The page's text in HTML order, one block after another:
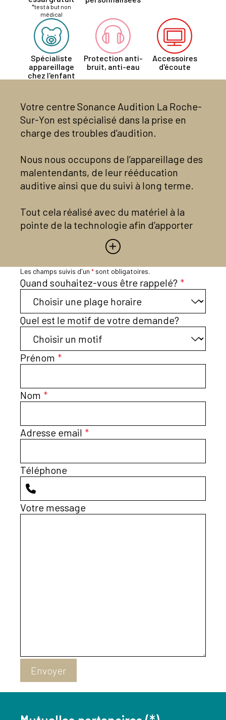
*test à but non
médical
Spécialiste
appareillage
chez l'enfant
Protection anti-
bruit, anti-eau
Accessoires
d'écoute
Votre centre Sonance Audition La Roche-
Sur-Yon est spécialisé dans la prise en
charge des troubles d’audition.
Nous nous occupons de l’appareillage des
malentendants, de leur rééducation
auditive ainsi que du suivi à long terme.
Tout cela réalisé avec du matériel à la
pointe de la technologie afin d’apporter
une expérience patient et une qualité
optimale. Sonance Audition a à cœur
d’apporter à l’ensemble de ses patients
une satisfaction, un accueil, une prise en
charge et un résultat irréprochable.
Nous vous recevons dans des locaux
neufs et modernes.
Les champs suivis d'un * sont obligatoires.
Quand souhaitez-vous être rappelé? *
Quel est le motif de votre demande?
Prénom *
Nom *
Adresse email *
Téléphone
Votre message
Envoyer